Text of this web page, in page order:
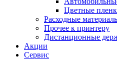
Цветные
Расходные
Прочее к принтеру
Дистанционные
Акции
Сервис